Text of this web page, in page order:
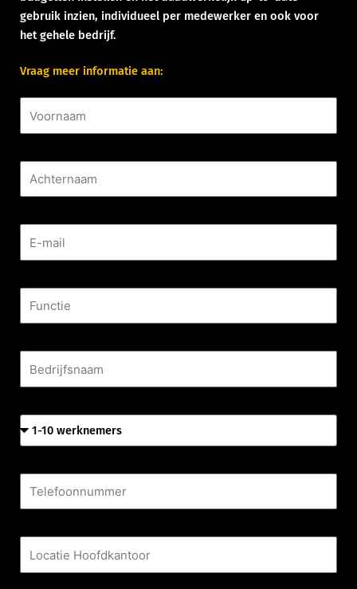
gebruik inzien, individueel per medewerker en ook voor
het gehele bedrijf.
Vraag meer informatie aan: